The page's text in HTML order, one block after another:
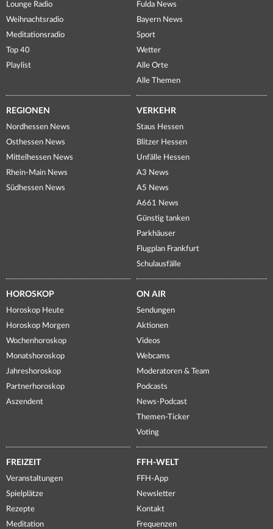
Lounge Radio
Weihnachtsradio
Meditationsradio
Top 40
Playlist
Fulda News
Bayern News
Sport
Wetter
Alle Orte
Alle Themen
REGIONEN
Nordhessen News
Osthessen News
Mittelhessen News
Rhein-Main News
Südhessen News
VERKEHR
Staus Hessen
Blitzer Hessen
Unfälle Hessen
A3 News
A5 News
A661 News
Günstig tanken
Parkhäuser
Flugplan Frankfurt
Schulausfälle
HOROSKOP
Horoskop Heute
Horoskop Morgen
Wochenhoroskop
Monatshoroskop
Jahreshoroskop
Partnerhoroskop
Aszendent
ON AIR
Sendungen
Aktionen
Videos
Webcams
Moderatoren & Team
Podcasts
News-Podcast
Themen-Ticker
Voting
FREIZEIT
Veranstaltungen
Spielplätze
Rezepte
Meditation
FFH-WELT
FFH-App
Newsletter
Kontakt
Frequenzen